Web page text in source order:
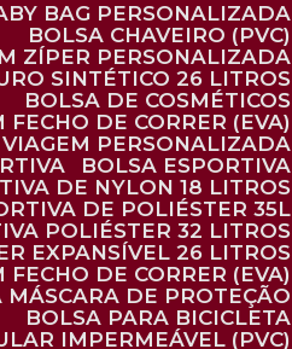
BAG PERSONALIZADA
BOLSA CHAVEIRO (PVC)
ZÍPER PERSONALIZADA
SINTÉTICO 26 LITROS
BOLSA DE COSMÉTICOS
FECHO DE CORRER (EVA)
VIAGEM PERSONALIZADA
BOLSA ESPORTIVA
DE NYLON 18 LITROS
DE POLIÉSTER 35L
POLIÉSTER 32 LITROS
EXPANSÍVEL 26 LITROS
FECHO DE CORRER (EVA)
MÁSCARA DE PROTEÇÃO
BOLSA PARA BICICLETA
IMPERMEÁVEL (PVC)